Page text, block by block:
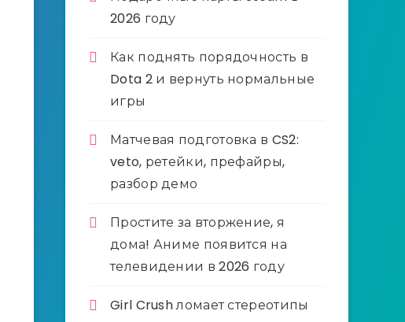
2026 году
Как поднять порядочность в
Dota 2 и вернуть нормальные
игры
Матчевая подготовка в CS2:
veto, ретейки, префайры,
разбор демо
Простите за вторжение, я
дома! Аниме появится на
телевидении в 2026 году
Girl Crush ломает стереотипы